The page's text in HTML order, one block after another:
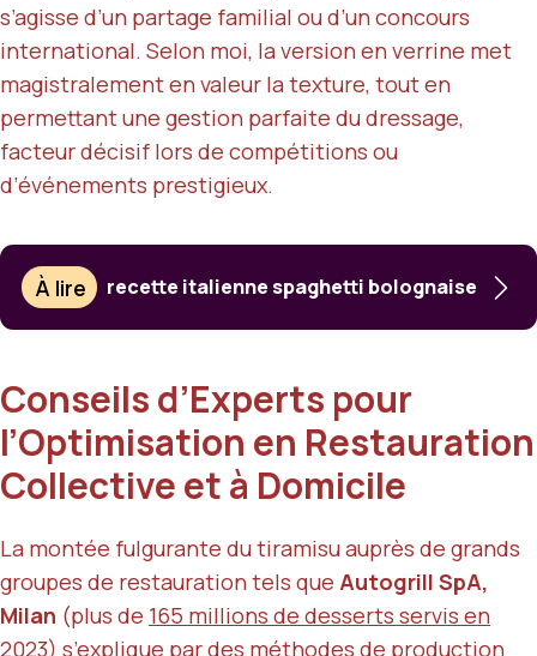
s’agisse d’un partage familial ou d’un concours
international. Selon moi, la version en verrine met
magistralement en valeur la texture, tout en
permettant une gestion parfaite du dressage,
facteur décisif lors de compétitions ou
d’événements prestigieux.
À lire recette italienne spaghetti bolognaise
Conseils d’Experts pour
l’Optimisation en Restauration
Collective et à Domicile
La montée fulgurante du tiramisu auprès de grands
groupes de restauration tels que Autogrill SpA,
Milan (plus de 165 millions de desserts servis en
2023) s’explique par des méthodes de production